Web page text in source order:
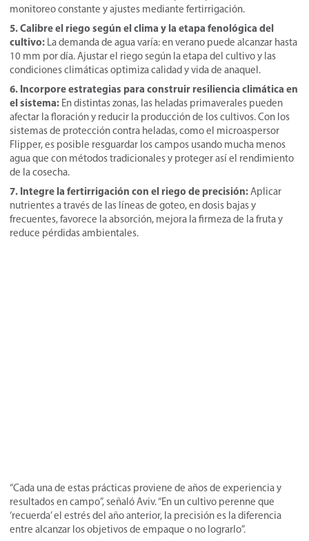
monitoreo constante y ajustes mediante fertirrigación.
5. Calibre el riego según el clima y la etapa fenológica del
cultivo: La demanda de agua varía: en verano puede alcanzar hasta
10 mm por día. Ajustar el riego según la etapa del cultivo y las
condiciones climáticas optimiza calidad y vida de anaquel.
6. Incorpore estrategias para construir resiliencia climática en
el sistema: En distintas zonas, las heladas primaverales pueden
afectar la floración y reducir la producción de los cultivos. Con los
sistemas de protección contra heladas, como el microaspersor
Flipper, es posible resguardar los campos usando mucha menos
agua que con métodos tradicionales y proteger así el rendimiento
de la cosecha.
7. Integre la fertirrigación con el riego de precisión:Aplicar
nutrientes a través de las líneas de goteo, en dosis bajas y
frecuentes, favorece la absorción, mejora la firmeza de la fruta y
reduce pérdidas ambientales.
“Cada una de estas prácticas proviene de años de experiencia y
resultados en campo”, señaló Aviv. “En un cultivo perenne que
‘recuerda’ el estrés del año anterior, la precisión es la diferencia
entre alcanzar los objetivos de empaque o no lograrlo”.